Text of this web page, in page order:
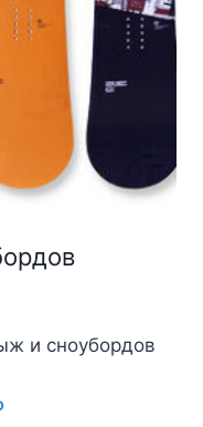
и сноубордов
Диапазон